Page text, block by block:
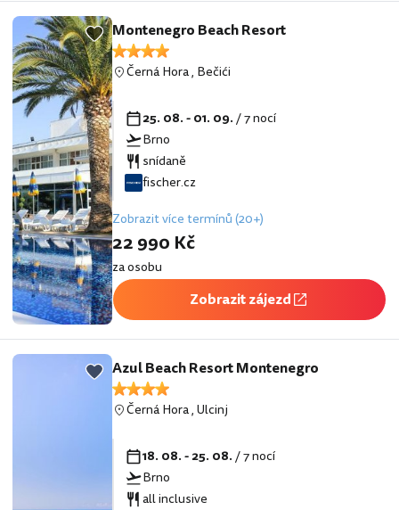
Montenegro Beach Resort
Černá Hora, Bečići
25. 08. - 01. 09./ 7 nocí
Brno
snídaně
fischer.cz
Zobrazit více termínů (20+)
22 990 Kč
za osobu
Zobrazit zájezd
Azul Beach Resort Montenegro
Černá Hora,Ulcinj
18. 08. - 25. 08./ 7 nocí
Brno
all inclusive